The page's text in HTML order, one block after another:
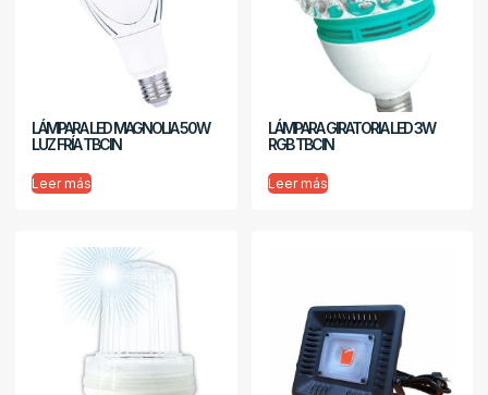
LÁMPARA LED MAGNOLIA 50W
LUZ FRÍA TBCIN
Leer más
LÁMPARA GIRATORIA LED 3W
RGB TBCIN
Leer más